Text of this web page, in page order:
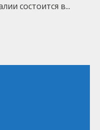
состоится в...